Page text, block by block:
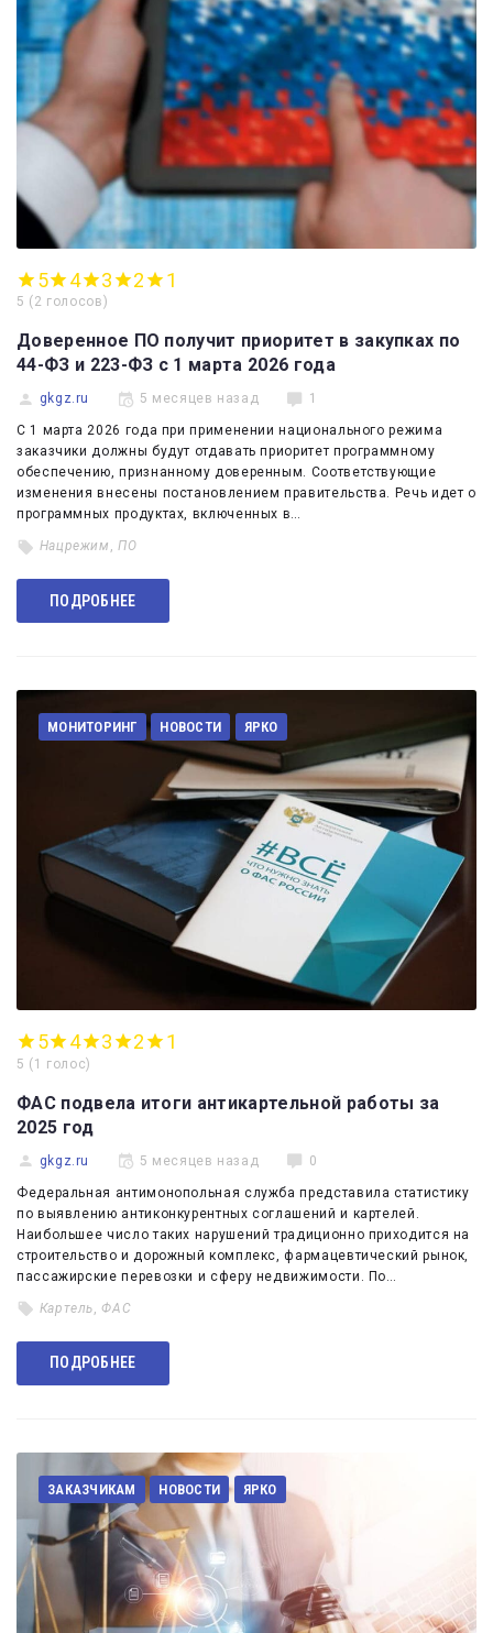
5 4 3 2 1
5 ( 2 голосов )
Доверенное ПО получит приоритет в закупках по
44-ФЗ и 223-ФЗ с 1 марта 2026 года
gkgz.ru 5 месяцев назад 1
С 1 марта 2026 года при применении национального режима
заказчики должны будут отдавать приоритет программному
обеспечению, признанному доверенным. Соответствующие
изменения внесены постановлением правительства. Речь идет о
программных продуктах, включенных в…
Нацрежим ,ПО
ПОДРОБНЕЕ
МОНИТОРИНГ НОВОСТИ ЯРКО
5 4 3 2 1
5 (1 голос)
ФАС подвела итоги антикартельной работы за
2025 год
gkgz.ru 5 месяцев назад 0
Федеральная антимонопольная служба представила статистику
по выявлению антиконкурентных соглашений и картелей.
Наибольшее число таких нарушений традиционно приходится на
строительство и дорожный комплекс, фармацевтический рынок,
пассажирские перевозки и сферу недвижимости. По…
Картель ФАС
ПОДРОБНЕЕ
ЗАКАЗЧИКАМ НОВОСТИ ЯРКО